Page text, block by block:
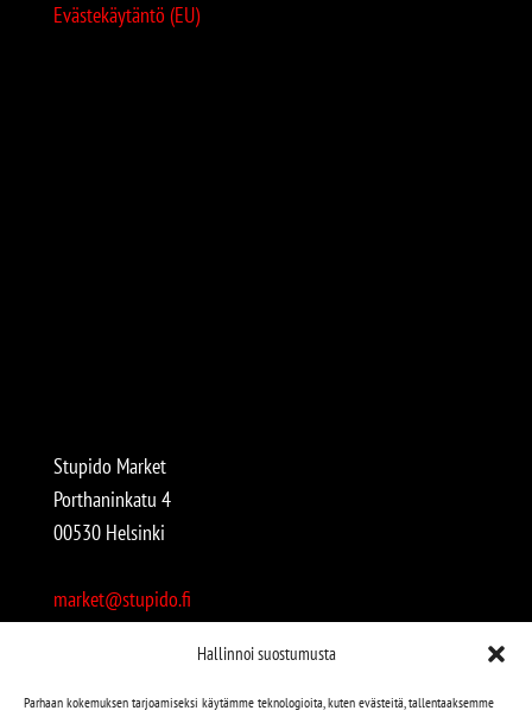
Hallinnoi suostumusta
Parhaan kokemuksen tarjoamiseksi käytämme teknologioita, kuten evästeitä, tallentaaksemme
Evästekäytäntö (EU)
Stupido Market
Porthaninkatu 4
00530 Helsinki
market@stupido.fi
Avoinna: